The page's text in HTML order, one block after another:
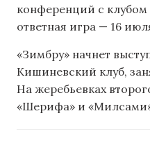
конференций с
ответная игра — 16
«Зимбру» начнет
Кишиневский клуб,
На жеребьевках
«Шерифа» и